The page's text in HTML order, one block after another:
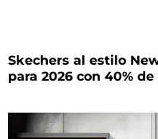
Skechers al estilo
para 2026 con 40%